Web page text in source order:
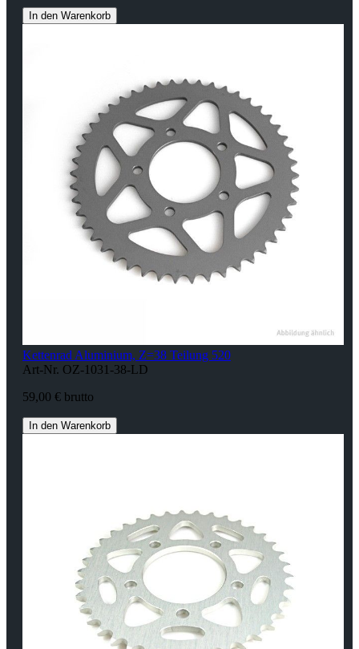
In den Warenkorb
Kettenrad Aluminium, Z=38 Teilung 520
Art-Nr. OZ-1031-38-LD
59,00 € brutto
In den Warenkorb